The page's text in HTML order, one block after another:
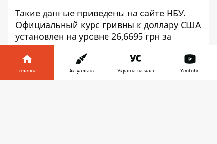
Такие данные приведены на сайте НБУ.
Официальный курс гривны к доллару США
установлен на уровне 26,6695 грн за
доллар против 26,7207 грн за доллар в
понедельник, курс гривны к евро
установлен на уровне 29,8952 грн за евро
против 29,9953 грн за евро днем ранее.
Головна Актуально Україна на часі Youtube